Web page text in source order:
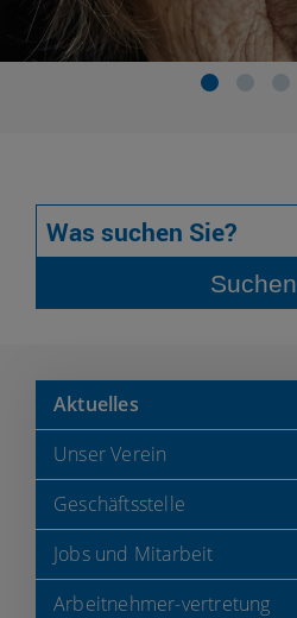
Suchen
Aktuelles
Unser Verein
Geschäftsstelle
Jobs und Mitarbeit
Arbeitnehmer-vertretung